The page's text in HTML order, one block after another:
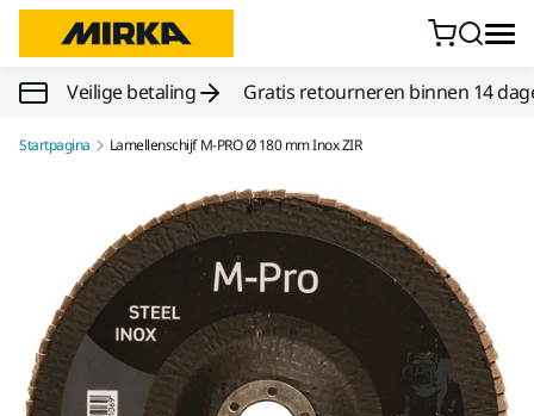
Doorgaan naar inhoud
Veilige betaling Gratis retourneren binnen 14
Startpagina Lamellenschijf M-PRO Ø 180 mm Inox ZIR